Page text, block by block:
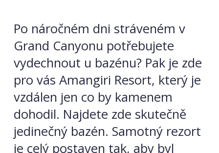
Po náročném dni stráveném v
Grand Canyonu potřebujete
vydechnout u bazénu? Pak je zde
pro vás Amangiri Resort, který je
vzdálen jen co by kamenem
dohodil. Najdete zde skutečně
jedinečný bazén. Samotný rezort
je celý postaven tak, aby byl